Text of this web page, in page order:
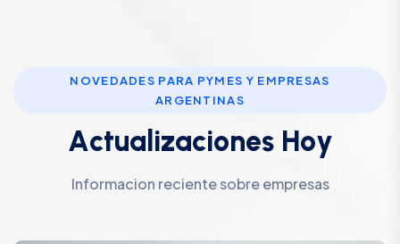
NOVEDADES PARA PYMES Y EMPRESAS
ARGENTINAS
Actua izaciones Hoy
Informacion reciente sobre empresas